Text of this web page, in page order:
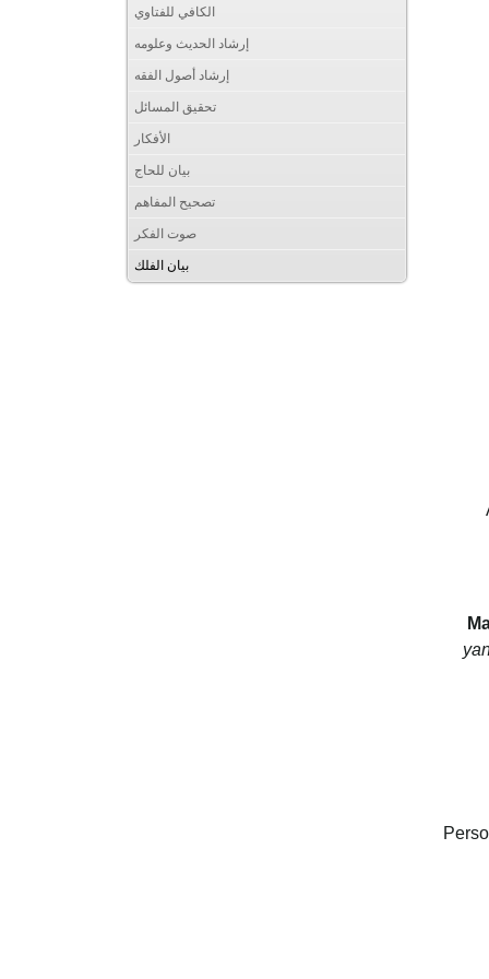
الكافي للفتاوي
إرشاد الحديث وعلومه
إرشاد أصول الفقه
تحقيق المسائل
الأفكار
بيان للحاج
تصحيح المفاهم
صوت الفكر
بيان الفلك